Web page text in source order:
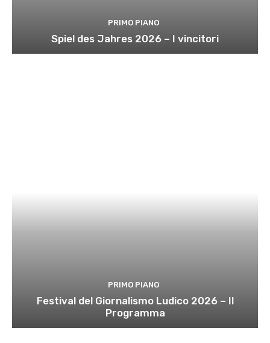
PRIMO PIANO
Spiel des Jahres 2026 – I vincitori
PRIMO PIANO
Festival del Giornalismo Ludico 2026 – Il
Programma